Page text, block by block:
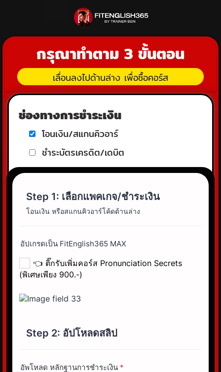
กรุณาทำตาม 3 ขั้นตอน
เลื่อนลงไปด้านล่าง เพื่อซื้อคอร์ส
ช่องทางการชำระเงิน
โอนเงิน/สแกนคิวอาร์
ชำระบัตรเครดิต/เดบิต